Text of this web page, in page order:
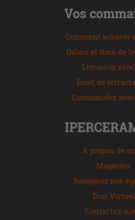
Vos
Comment acheter
Délais et frais de
Livraison
Droit de
Commandez
À propos de
Magasins
Rejoignez nos
Tour Virtuel
Contactez-